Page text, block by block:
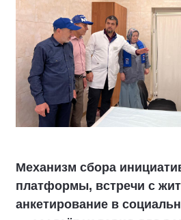
Механизм сбора
платформы, встречи с
анкетирование в